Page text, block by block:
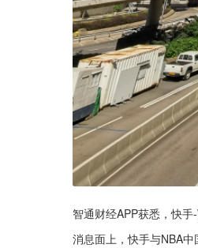
智通财经APP获悉，快
消息面上，快手与NBA